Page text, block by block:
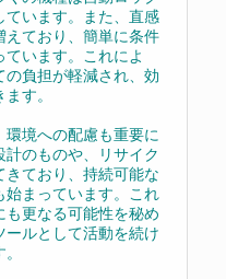
います。また、直感
ており、簡単に条件
います。これによ
の負担が軽減され、効
す。
境への配慮も重要に
のものや、リサイク
ており、持続可能な
まっています。これ
更なる可能性を秘め
ルとして活動を続け